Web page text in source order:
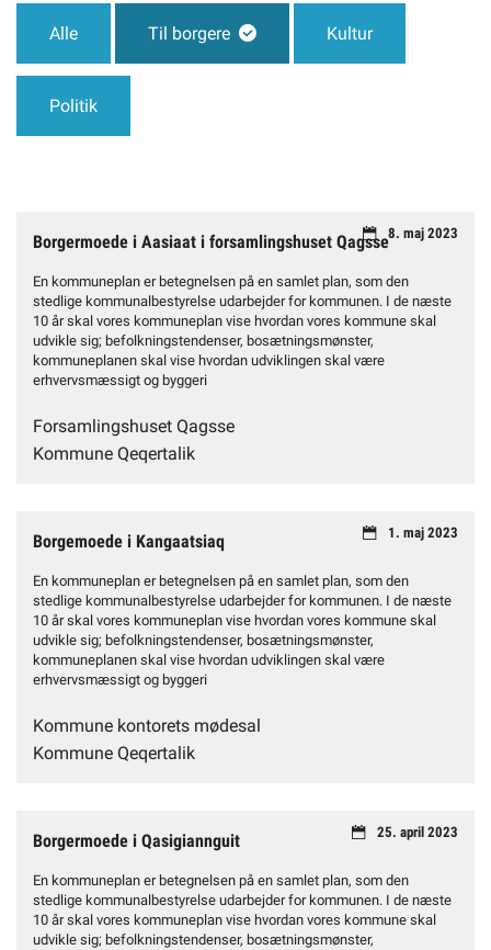
Selvbetjening
Alle Til borgere Kultur
Politik
Borgermoede i Aasiaat i forsamlingshuset Qagsse
En kommuneplan er betegnelsen på en samlet plan, som den
stedlige kommunalbestyrelse udarbejder for kommunen. I de næste
10 år skal vores kommuneplan vise hvordan vores kommune skal
udvikle sig; befolkningstendenser, bosætningsmønster,
kommuneplanen skal vise hvordan udviklingen skal være
erhvervsmæssigt og byggeri
8. maj 2023
Forsamlingshuset Qagsse
Kommune Qeqertalik
Borgemoede i Kangaatsiaq
En kommuneplan er betegnelsen på en samlet plan, som den
stedlige kommunalbestyrelse udarbejder for kommunen. I de næste
10 år skal vores kommuneplan vise hvordan vores kommune skal
udvikle sig; befolkningstendenser, bosætningsmønster,
kommuneplanen skal vise hvordan udviklingen skal være
erhvervsmæssigt og byggeri
1. maj 2023
Kommune kontorets mødesal
Kommune Qeqertalik
Borgermoede i Qasigiannguit
En kommuneplan er betegnelsen på en samlet plan, som den
stedlige kommunalbestyrelse udarbejder for kommunen. I de næste
10 år skal vores kommuneplan vise hvordan vores kommune skal
udvikle sig; befolkningstendenser, bosætningsmønster,
25. april 2023